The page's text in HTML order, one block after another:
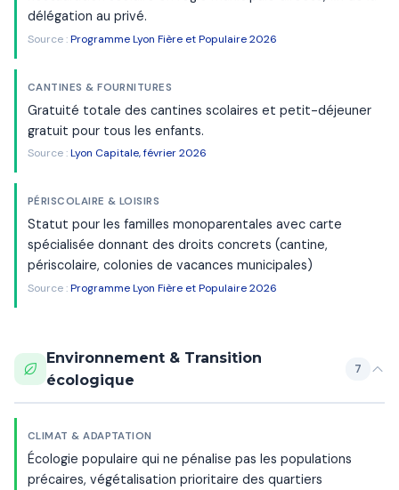
délégation au privé.
Source :Programme Lyon Fière et Populaire 2026
CANTINES & FOURNITURES
Gratuité totale des cantines scolaires et petit-déjeuner
gratuit pour tous les enfants.
Source :Lyon Capitale, février 2026
PÉRISCOLAIRE & LOISIRS
Statut pour les familles monoparentales avec carte
spécialisée donnant des droits concrets (cantine,
périscolaire, colonies de vacances municipales)
Source :Programme Lyon Fière et Populaire 2026
Environnement & Transition
écologique
7
CLIMAT & ADAPTATION
Écologie populaire qui ne pénalise pas les populations
précaires, végétalisation prioritaire des quartiers